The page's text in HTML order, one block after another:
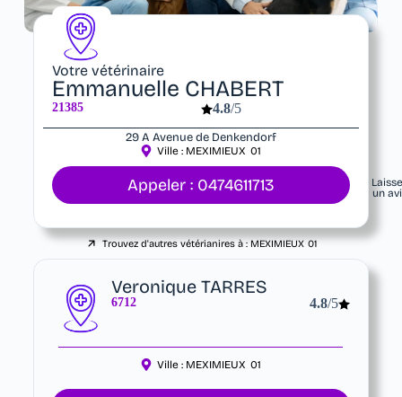
Votre vétérinaire
Emmanuelle CHABERT
21385 4.8/5
29 A Avenue de Denkendorf
Ville : MEXIMIEUX 01
Appeler : 0474611713
un
Trouvez d'autres vétérianires à : MEXIMIEUX 01
Veronique TARRES
6712 4.8/5
Ville : MEXIMIEUX 01